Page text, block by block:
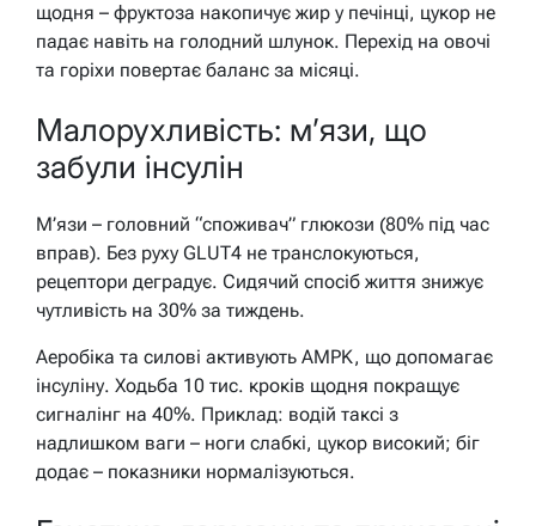
щодня – фруктоза накопичує жир у печінці, цукор не
падає навіть на голодний шлунок. Перехід на овочі
та горіхи повертає баланс за місяці.
Малорухливість: м’язи, що
забули інсулін
М’язи – головний “споживач” глюкози (80% під час
вправ). Без руху GLUT4 не транслокуються,
рецептори деградує. Сидячий спосіб життя знижує
чутливість на 30% за тиждень.
Аеробіка та силові активують AMPK, що допомагає
інсуліну. Ходьба 10 тис. кроків щодня покращує
сигналінг на 40%. Приклад: водій таксі з
надлишком ваги – ноги слабкі, цукор високий; біг
додає – показники нормалізуються.